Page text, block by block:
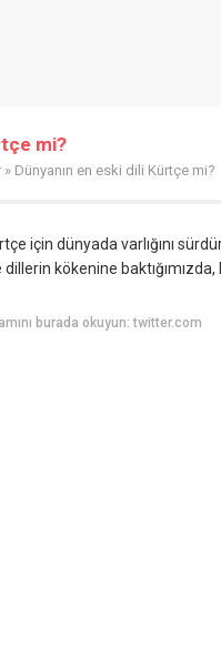
mi?
» Dünyanın en eski dili Kürtçe mi?
için dünyada varlığını
kökenine
burada okuyun: twitter.com